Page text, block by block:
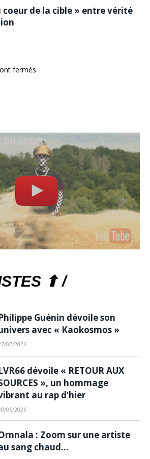
coeur de la cible » entre vérité
fermés.
⬆ /
Guénin dévoile son
avec « Kaokosmos »
07/2026
dévoile « RETOUR AUX
», un hommage
au rap d’hier
06/2026
: Zoom sur une artiste
sang chaud…